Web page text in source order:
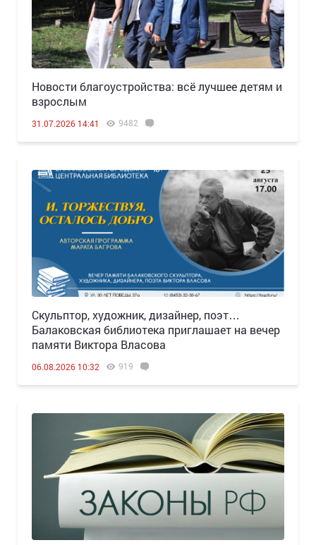
Новости благоустройства: всё лучшее детям и
взрослым
31.07.2026 14:41 9482
Скульптор, художник, дизайнер, поэт…
Балаковская библиотека приглашает на вечер
памяти Виктора Власова
06.08.2026 10:32 919